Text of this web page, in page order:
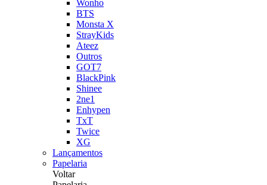
Wonho
BTS
Monsta X
StrayKids
Ateez
Outros
GOT7
BlackPink
Shinee
2ne1
Enhypen
TxT
Twice
XG
Lançamentos
Papelaria
Voltar